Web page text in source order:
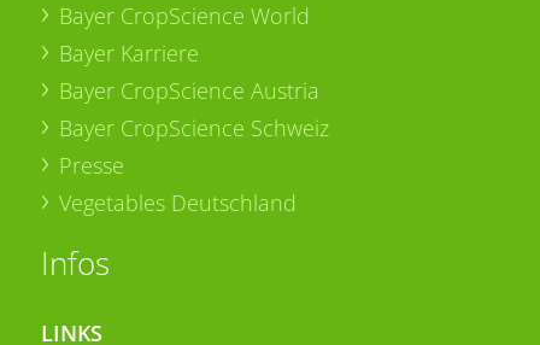
Bayer CropScience World
Bayer Karriere
Bayer CropScience Austria
Bayer CropScience Schweiz
Presse
Vegetables Deutschland
Infos
LINKS